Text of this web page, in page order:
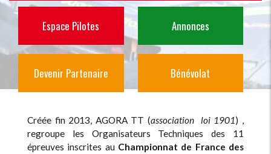
Espace Pilotes Annonces
Devenir Partenaire Bénévolat
Créée fin 2013, AGORA TT (association loi 1901) ,
regroupe les Organisateurs Techniques des 11
épreuves inscrites au Championnat de France des